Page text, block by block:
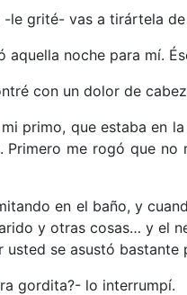
le grité- vas a tirártela
aquella noche para mí.
con un dolor de
primo, que estaba en
Primero me rogó que
en el baño, y
y otras cosas… y el
se asustó bastante
gordita?- lo interrumpí.